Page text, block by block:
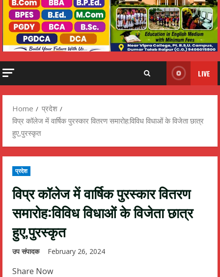
LIVE
Home
प्रदेश
विप्र कॉलेज में वार्षिक पुरस्कार वितरण समारोह:विविध विधाओं के विजेता छात्र
हुए,पुरस्कृत
प्रदेश
विप्र कॉलेज में वार्षिक पुरस्कार वितरण
समारोह:विविध विधाओं के विजेता छात्र
हुए,पुरस्कृत
उप संपादक February 26, 2024
Share Now